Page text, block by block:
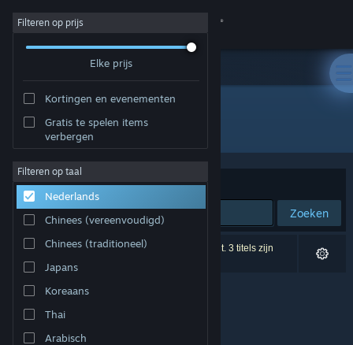
Inloggen
Community
Over
Ondersteuning
Taal wijzigen
Download de mobiele Steam-app
Desktopwebsite weergeven
Filteren op prijs
Elke prijs
Kortingen en evenementen
Gratis te spelen items
verbergen
Filteren op taal
Nederlands
Chinees (vereenvoudigd)
Chinees (traditioneel)
Japans
Koreaans
Thai
Arabisch
Uitgever: iRacing
Sorteren op Relevantie
Zoeken
0 resultaten komen overeen met je zoekopdracht. 3 titels zijn
uitgesloten op basis van je voorkeuren.